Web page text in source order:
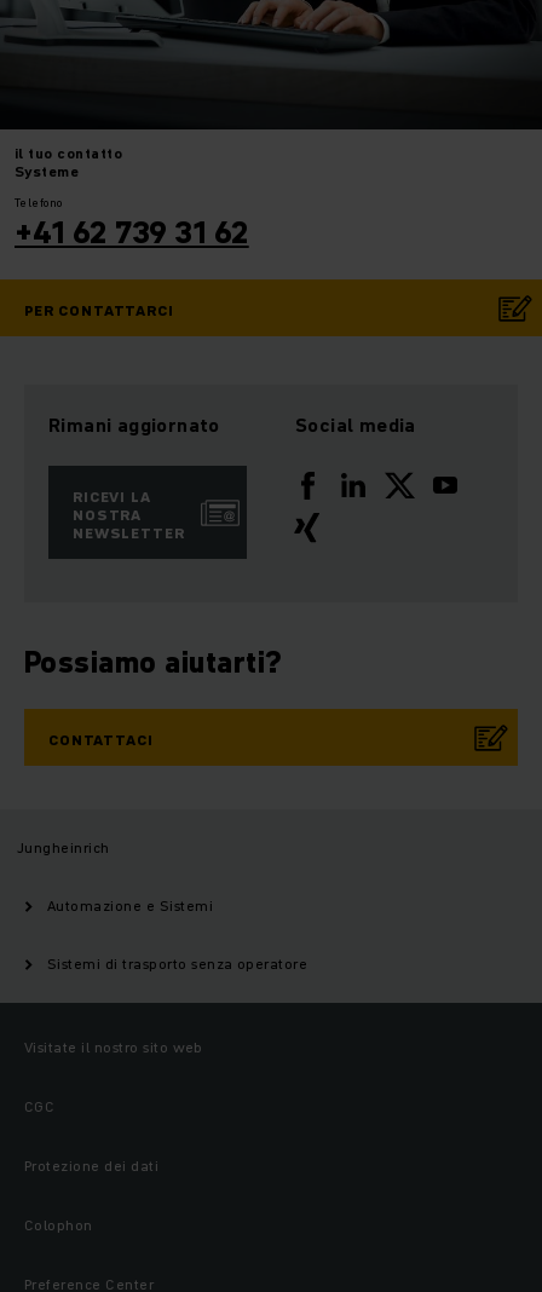
il tuo contatto
Systeme
Telefono
+41 62 739 31 62
PER CONTATTARCI
Rimani aggiornato
RICEVI LA
NOSTRA
NEWSLETTER
Social media
Possiamo aiutarti?
CONTATTACI
Jungheinrich
Automazione e Sistemi
Sistemi di trasporto senza operatore
Visitate il nostro sito web
CGC
Protezione dei dati
Colophon
Preference Center